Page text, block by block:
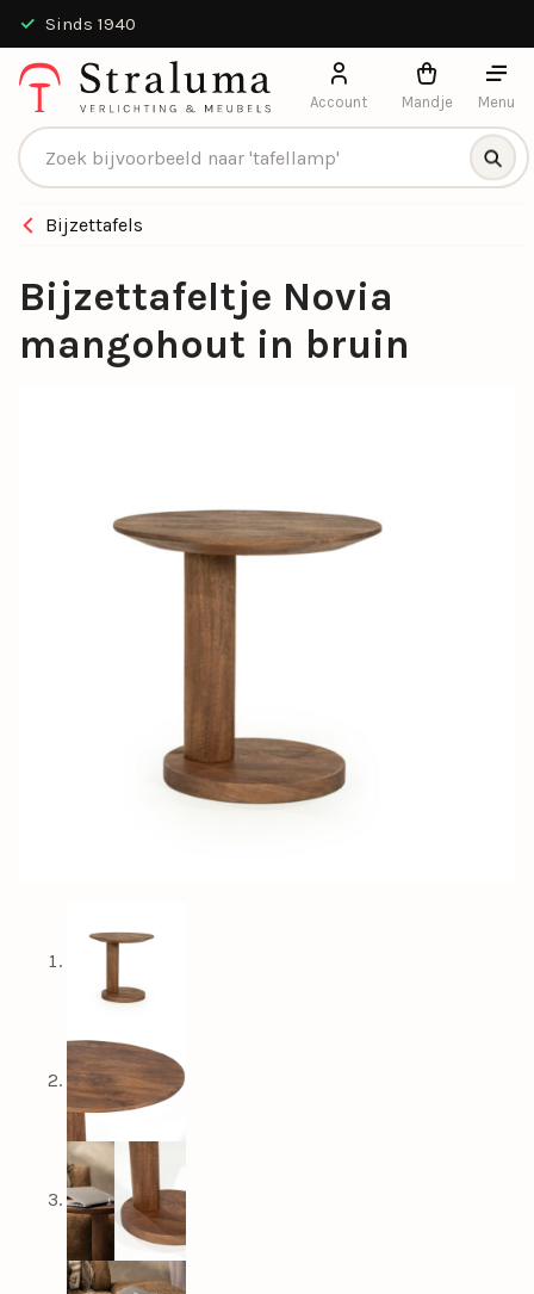
Sinds 1940
Producten zoeken
Account Mandje Menu
Bijzettafels
Bijzettafeltje Novia
mangohout in bruin